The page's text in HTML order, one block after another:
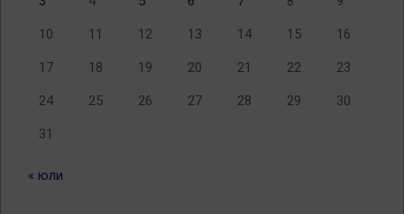
10 11 12 13 14 15 16
17 18 19 20 21 22 23
24 25 26 27 28 29 30
31
« юли